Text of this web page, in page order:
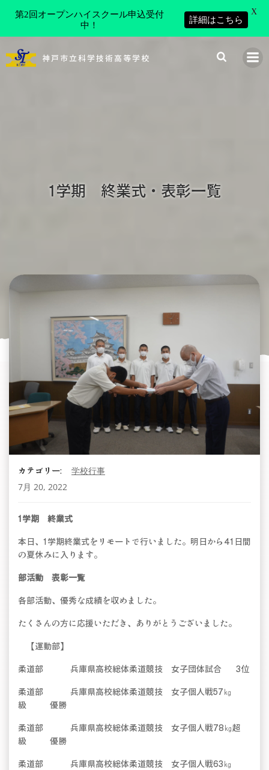
ン
神戸市立科学技術高等学校
1学期 終業式・表彰一覧
カテゴリー:
学校行事
7月 20, 2022
1学期 終業式
本日、1学期終業式をリモートで行いました。明日から41日間
の夏休みに入ります。
部活動 表彰一覧
各部活動、優秀な成績を収めました。
たくさんの方に応援いただき、ありがとうございました。
【運動部】
柔道部 兵庫県高校総体柔道競技 女子団体試合 3位
柔道部 兵庫県高校総体柔道競技 女子個人戦57㎏
級 優勝
柔道部 兵庫県高校総体柔道競技 女子個人戦78㎏超
級 優勝
柔道部 兵庫県高校総体柔道競技 女子個人戦63㎏
第2回オープンハイスクール申込受付
中！
詳細はこちら
X